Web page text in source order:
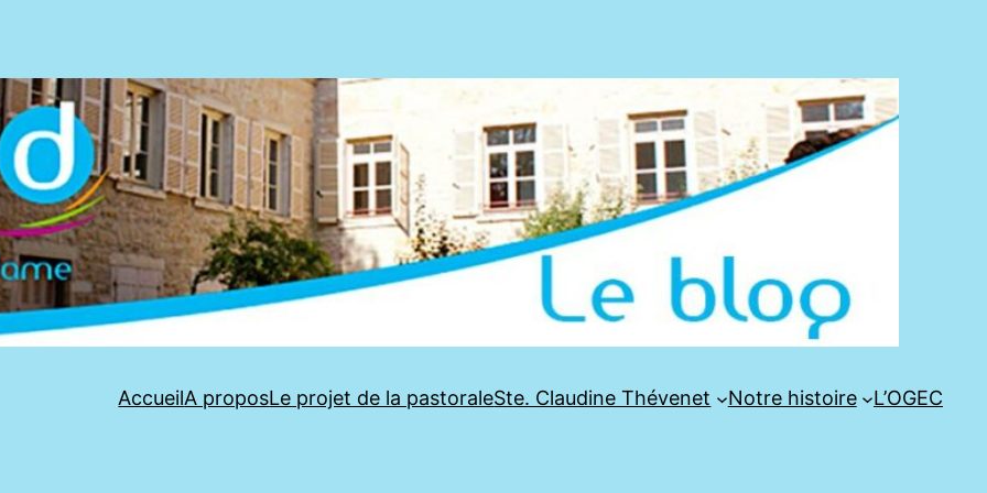
AccueilA proposLe projet de la pastoraleSte. Claudine Thévenet Notre histoire L’OGEC